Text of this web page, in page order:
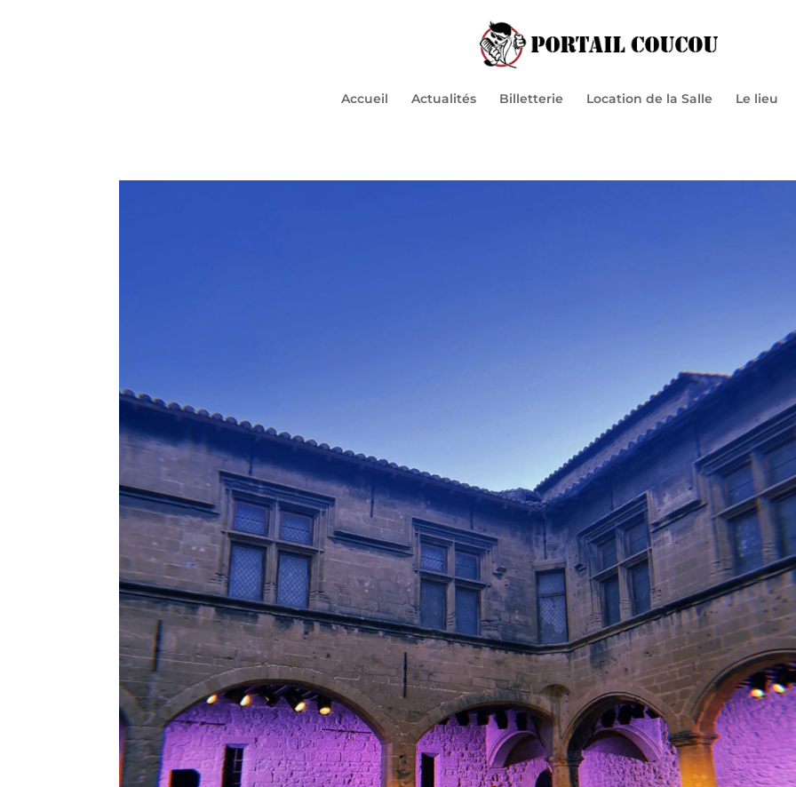
Accueil Actualités Billetterie Location de la Salle Le lieu